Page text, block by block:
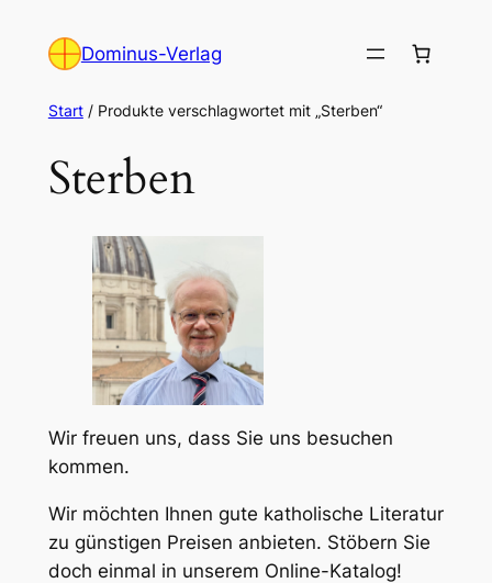
Inhalt
Dominus-Verlag
Start/ Produkte verschlagwortet mit „Sterben“
Sterben
Wir freuen uns, dass Sie uns besuchen
kommen.
Wir möchten Ihnen gute katholische Literatur
zu günstigen Preisen anbieten. Stöbern Sie
doch einmal in unserem Online-Katalog!